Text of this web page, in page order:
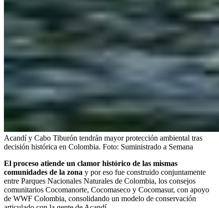
Acandí y Cabo Tiburón tendrán mayor protección ambiental tras
decisión histórica en Colombia. Foto: Suministrado a Semana
El proceso atiende un clamor histórico de las mismas
comunidades de la zona y por eso fue construido conjuntamente
entre Parques Nacionales Naturales de Colombia, los consejos
comunitarios Cocomanorte, Cocomaseco y Cocomasur, con apoyo
de WWF Colombia, consolidando un modelo de conservación